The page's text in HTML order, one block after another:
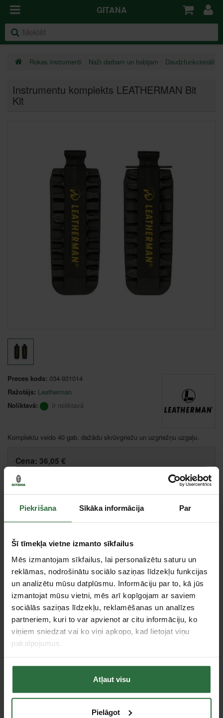
Piekrišana Sīkāka informācija Par
Šī tīmekļa vietne izmanto sīkfailus
Mēs izmantojam sīkfailus, lai personalizētu saturu un
reklāmas, nodrošinātu sociālo saziņas līdzekļu funkcijas
un analizētu mūsu datplūsmu. Informāciju par to, kā jūs
izmantojat mūsu vietni, mēs arī kopīgojam ar saviem
sociālās saziņas līdzekļu, reklamēšanas un analīzes
partneriem, kuri to var apvienot ar citu informāciju, ko
viņiem sniedzat vai ko viņi apkopo, kad lietojat viņu
pakalpojumus.
Atļaut visu
Pielāgot
GITANA
Rokas instrumenti Naži darbam un hobijam Daudzfunkcionāli
Instrumentu komplekts LEATHERMAN Bit
Kit
Preces kods: 034-931014
Ražotājs: Leatherman
Noliktavā:
Ir noliktavā
Komplektu veido 40 gab. dažādu skrūvgriežu un uzgriežņu uzgaļu.
Cena: 36,05 €
Salīdzināt Ieteikt cenu
Centrālā noliktava, (uzzināt vairāk šeit, )
Citas noliktavas, (uzzināt vairāk šeit, )
Tie, kas apskatīja šo preci, tāpat interesējās par...
Failed to load product list.
Apskatītie produkti